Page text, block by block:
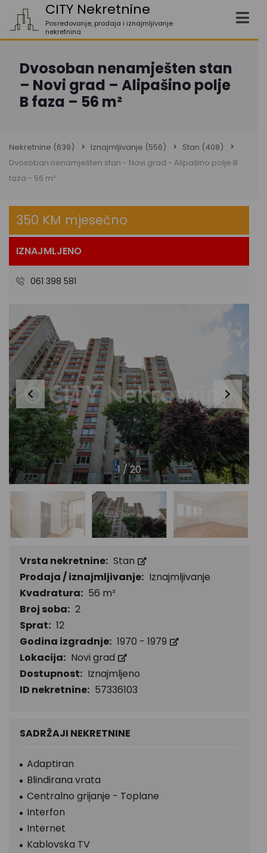
CITY Nekretnine
Posredovanje, prodaja i iznajmljivanje
nekretnina
Dvosoban nenamješten stan
– Novi grad – Alipašino polje
B faza – 56 m²
Nekretnine (639) Iznajmljivanje (556) Stan (408)
Dvosoban nenamješten stan - Novi grad - Alipašino polje B
faza - 56 m²
350 KM mjesečno
IZNAJMLJENO
061 398 581
1 /20
Vrsta nekretnine: Stan
Prodaja / iznajmljivanje: Iznajmljivanje
Kvadratura: 56 m²
Broj soba: 2
Sprat: 12
Godina izgradnje: 1970 - 1979
Lokacija: Novi grad
Dostupnost: Iznajmljeno
ID nekretnine: 57336103
SADRŽAJI NEKRETNINE
Adaptiran
Blindirana vrata
Centralno grijanje - Toplane
Interfon
Internet
Kablovska TV